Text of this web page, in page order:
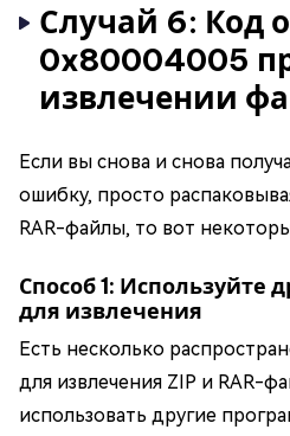
Случай 6: Код
0x80004005
извлечении
Если вы снова и снова
ошибку, просто
RAR-файлы, то вот
Способ 1: Используйте
для извлечения
Есть несколько
для извлечения ZIP и RAR-
использовать другие